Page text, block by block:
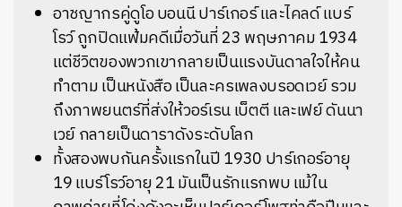
อาชญากรคู่ดูโอ บอนนี ปาร์เกอร์ และไคลด์ แบร์
โรว์ ถูกปิดแฟ้มคดีเมื่อวันที่ 23 พฤษภาคม 1934
แต่ชีวิตของพวกเขากลายเป็นแรงบันดาลใจให้คน
ทำตาม เป็นหนังสือ เป็นละครเพลงบรอดเวย์ รวม
ถึงภาพยนตร์ที่ส่งให้วอร์เรน เบ็ตตี และเฟย์ ดันนา
เวย์ กลายเป็นดาราดังระดับโลก
ทั้งสองพบกันครั้งแรกในปี 1930 ปาร์เกอร์อายุ
19 แบร์โรว์อายุ 21 มันเป็นรักแรกพบ แม้ใน